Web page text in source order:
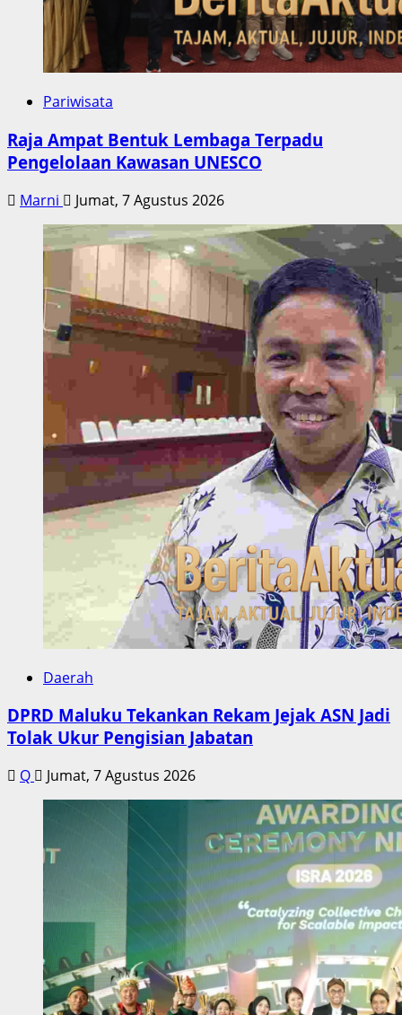
Pariwisata
Raja Ampat Bentuk Lembaga Terpadu
Pengelolaan Kawasan UNESCO
Marni Jumat, 7 Agustus 2026
Daerah
DPRD Maluku Tekankan Rekam Jejak ASN Jadi
Tolak Ukur Pengisian Jabatan
Q Jumat, 7 Agustus 2026